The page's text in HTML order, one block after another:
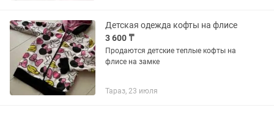
Детская одежда кофты на флисе
3 600 ₸
Продаются детские теплые кофты на
флисе на замке
Тараз, 23 июля